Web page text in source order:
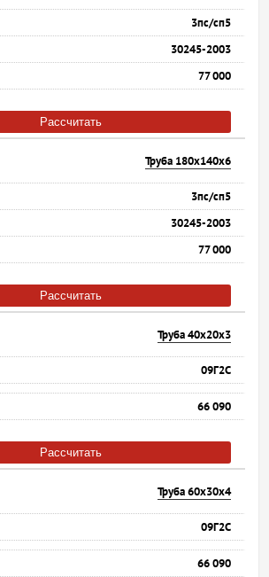
3пс/сп5
30245-2003
77 000
Рассчитать
Труба 180х140х6
3пс/сп5
30245-2003
77 000
Рассчитать
Труба 40х20х3
09Г2С
66 090
Рассчитать
Труба 60х30х4
09Г2С
66 090